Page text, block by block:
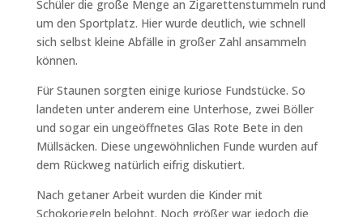
Schüler die große Menge an Zigarettenstummeln rund
um den Sportplatz. Hier wurde deutlich, wie schnell
sich selbst kleine Abfälle in großer Zahl ansammeln
können.
Für Staunen sorgten einige kuriose Fundstücke. So
landeten unter anderem eine Unterhose, zwei Böller
und sogar ein ungeöffnetes Glas Rote Bete in den
Müllsäcken. Diese ungewöhnlichen Funde wurden auf
dem Rückweg natürlich eifrig diskutiert.
Nach getaner Arbeit wurden die Kinder mit
Schokoriegeln belohnt. Noch größer war jedoch die